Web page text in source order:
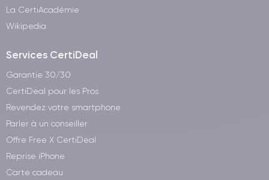
La CertiAcadémie
Wikipedia
Services CertiDeal
Garantie 30/30
CertiDeal pour les Pros
Revendez votre smartphone
Parler à un conseiller
Offre Free X CertiDeal
Reprise iPhone
Carte cadeau